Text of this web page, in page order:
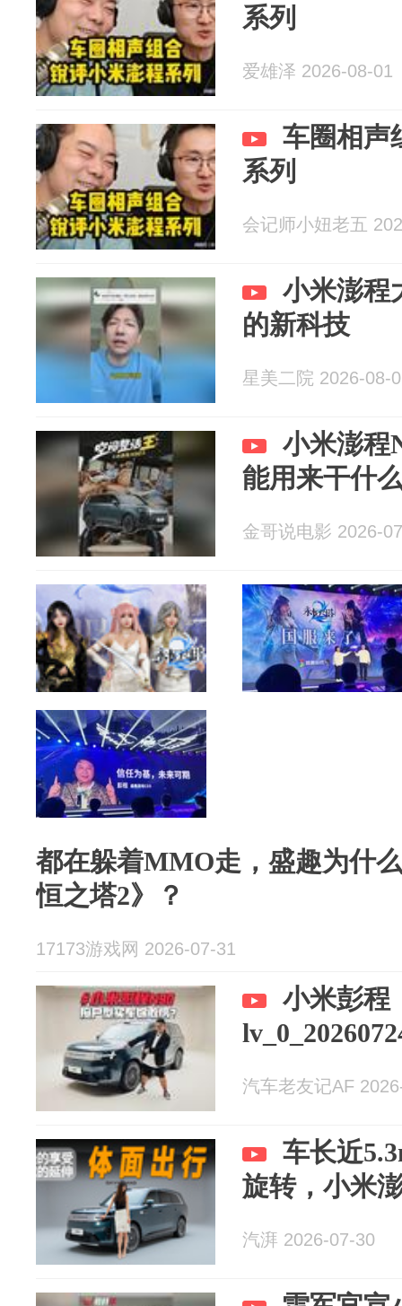
系列
爱雄泽 2026-08-01
车圈相声
系列
会记师小妞老五
小米澎程
的新科技
星美二院 2026-08-
小米澎程N90: 车
能用来干什
金哥说电影 2026-
都在躲着MMO走，盛趣为什
恒之塔2》？
17173游戏网 2026-07-31
小米彭程
汽车老友记AF
车长近
旋转，小米
汽湃 2026-07-30